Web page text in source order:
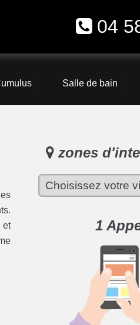
04
Salle de bain
et
zones
1